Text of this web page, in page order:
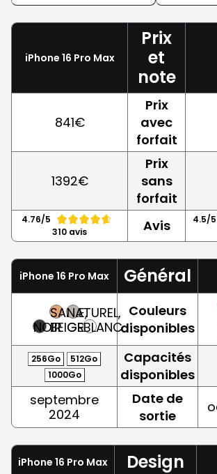
iPhone 16 Pro Max
Prix
et
note
841€
Prix
avec
forfait
1392€
Prix
sans
forfait
4.76/5
310 avis
Avis 4.5/5
iPhone 16 Pro Max Général
NOIR
SABLE,
BEIGE
NATUREL,
GRISBLANC
Couleurs
disponibles
256Go
512Go
1000Go
Capacités
disponibles
septembre
2024
Date de
sortie
iPhone 16 Pro Max Design